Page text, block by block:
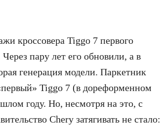
кроссовера Tiggo 7 первого
пару лет его обновили, а в
генерация модели. Паркетник
Tiggo 7 (в дореформенном
году. Но, несмотря на это, с
Chery затягивать не стало: